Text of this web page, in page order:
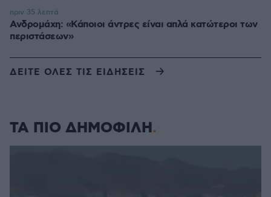
Ανδρομάχη: «Κάποιοι άντρες είναι απλά κατώτεροι των
περιστάσεων»
πριν 35 λεπτά
ΔΕΙΤΕ ΟΛΕΣ ΤΙΣ ΕΙΔΗΣΕΙΣ
ΤΑ ΠΙΟ ΔΗΜΟΦΙΛΗ